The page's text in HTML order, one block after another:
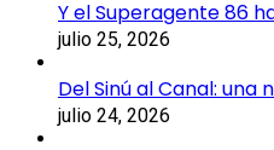
Y el Superagente 86
julio 25, 2026
Del Sinú al Canal:
julio 24, 2026